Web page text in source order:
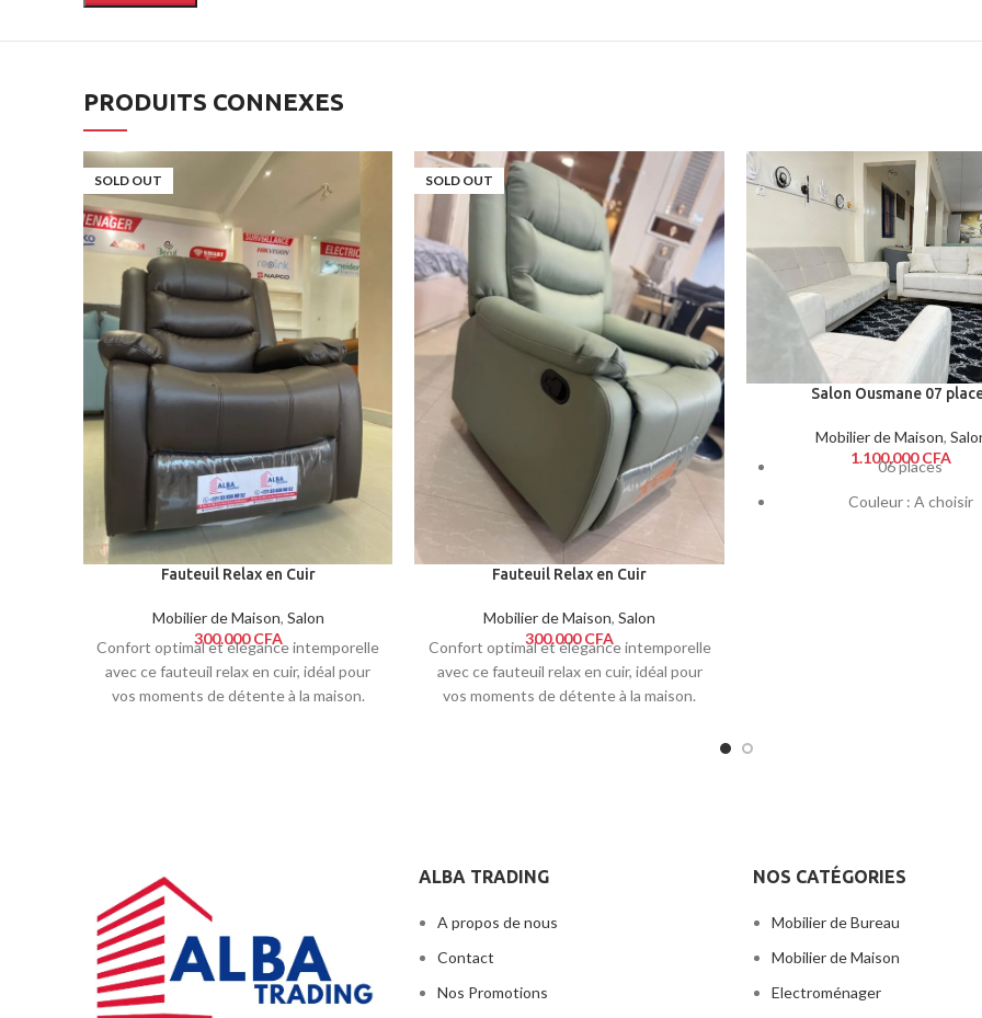
PRODUITS CONNEXES
SOLD OUT
Fauteuil Relax en Cuir
Mobilier de Maison, Salon
300.000CFA
Confort optimal et élégance intemporelle
avec ce fauteuil relax en cuir, idéal pour
vos moments de détente à la maison.
SOLD OUT
Fauteuil Relax en Cuir
Mobilier de Maison,Salon
300.000CFA
Confort optimal et élégance intemporelle
avec ce fauteuil relax en cuir, idéal pour
vos moments de détente à la maison.
Salon Ousmane 07
Mobilier de Maison,
1.100.000CFA
06 places
Couleur : A choisir
ALBA TRADING
A propos de nous
Contact
Nos Promotions
NOS CATÉGORIES
Mobilier de Bureau
Mobilier de Maison
Electroménager